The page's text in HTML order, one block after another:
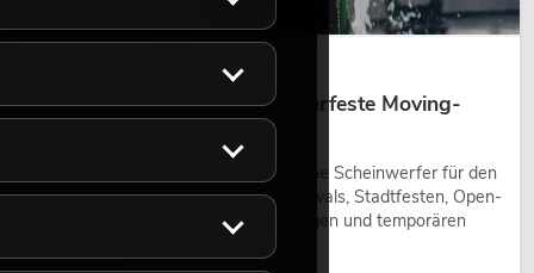
Outdoor Moving-Heads: Wetterfeste Moving-
Outdoor Moving-Heads sind bewegliche Scheinwerfer für den
Einsatz im Freien. Sie werden bei Festivals, Stadtfesten, Open-
Air-Konzerten, Architekturinszenierungen und temporären
Jetzt lesen